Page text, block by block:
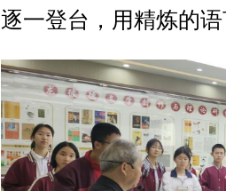
逐一登台，用精炼的